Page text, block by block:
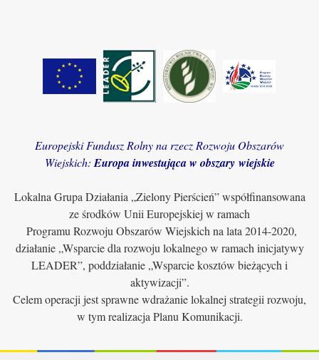
Europejski Fundusz Rolny na rzecz Rozwoju Obszarów
Wiejskich: Europa inwestująca w obszary wiejskie
Lokalna Grupa Działania „Zielony Pierścień” współfinansowana
ze środków Unii Europejskiej w ramach
Programu Rozwoju Obszarów Wiejskich na lata 2014-2020,
działanie „Wsparcie dla rozwoju lokalnego w ramach inicjatywy
LEADER”, poddziałanie „Wsparcie kosztów bieżących i
aktywizacji”.
Celem operacji jest sprawne wdrażanie lokalnej strategii rozwoju,
w tym realizacja Planu Komunikacji.